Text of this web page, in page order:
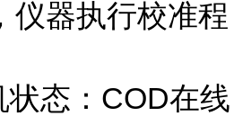
仪器执行校准程
态：COD在线